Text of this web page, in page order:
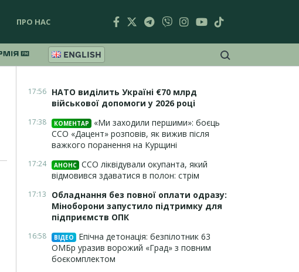
ПРО НАС
ENGLISH
17:56 НАТО виділить Україні €70 млрд
військової допомоги у 2026 році
17:38 КОМЕНТАР
«Ми заходили першими»: боєць
ССО «Дацент» розповів, як вижив після
важкого поранення на Курщині
17:24 АНОНС ССО ліквідували окупанта, який
відмовився здаватися в полон: стрім
17:13
Обладнання без повної оплати одразу:
Міноборони запустило підтримку для
підприємств ОПК
16:58 ВІДЕО
Епічна детонація: безпілотник 63
ОМБр уразив ворожий «Град» з повним
боєкомплектом